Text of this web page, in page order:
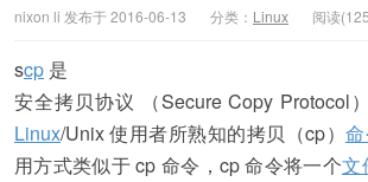
nixon li 发布于 2016-06-13 分类： Linux 阅读
scp 是
安全拷贝协议 （Secure Copy Protocol
Linux/Unix 使用者所熟知的拷贝（cp）
用方式类似于 cp 命令，cp 命令将一个文